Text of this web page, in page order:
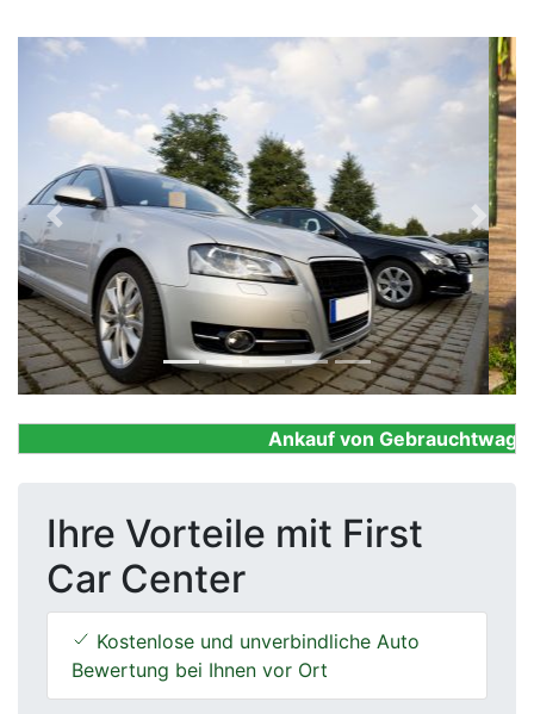
Previous Next
Ankauf von
Ihre Vorteile mit First
Car Center
Kostenlose und unverbindliche Auto
Bewertung bei Ihnen vor Ort